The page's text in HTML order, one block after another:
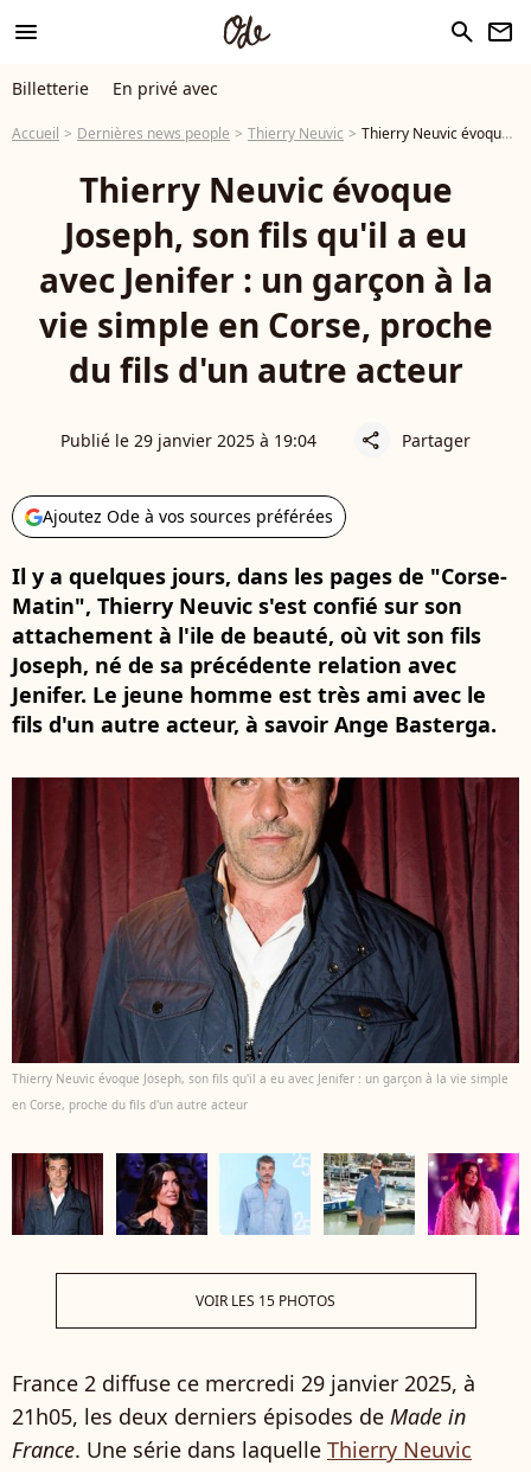
menu search newsletter
Billetterie En privé avec
Accueil Dernières news people Thierry Neuvic Thierry Neuvic évoque Joseph, son fils qu'il a eu avec Jenifer : un garçon à la vie simple en Corse, proche du fils d'un autre acteur
Thierry Neuvic évoque
Joseph, son fils qu'il a eu
avec Jenifer : un garçon à la
vie simple en Corse, proche
du fils d'un autre acteur
Publié le 29 janvier 2025 à 19:04 share Partager
Ajoutez Ode à vos sources préférées
Il y a quelques jours, dans les pages de "Corse-
Matin", Thierry Neuvic s'est confié sur son
attachement à l'ile de beauté, où vit son fils
Joseph, né de sa précédente relation avec
Jenifer. Le jeune homme est très ami avec le
fils d'un autre acteur, à savoir Ange Basterga.
Thierry Neuvic évoque Joseph, son fils qu'il a eu avec Jenifer : un garçon à la vie simple
en Corse, proche du fils d'un autre acteur
VOIR LES 15 PHOTOS
France 2 diffuse ce mercredi 29 janvier 2025, à
21h05, les deux derniers épisodes de Made in
France. Une série dans laquelle Thierry Neuvic